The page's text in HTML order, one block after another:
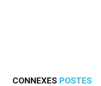
CONNEXES POSTES